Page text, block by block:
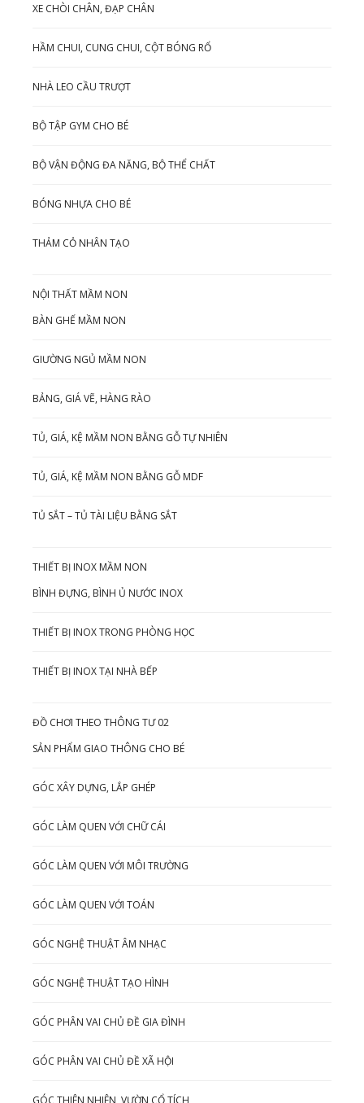
XE CHÒI CHÂN, ĐẠP CHÂN
HẦM CHUI, CUNG CHUI, CỘT BÓNG RỔ
NHÀ LEO CẦU TRƯỢT
BỘ TẬP GYM CHO BÉ
BỘ VẬN ĐỘNG ĐA NĂNG, BỘ THỂ CHẤT
BÓNG NHỰA CHO BÉ
THẢM CỎ NHÂN TẠO
NỘI THẤT MẦM NON
BÀN GHẾ MẦM NON
GIƯỜNG NGỦ MẦM NON
BẢNG, GIÁ VẼ, HÀNG RÀO
TỦ, GIÁ, KỆ MẦM NON BẰNG GỖ TỰ NHIÊN
TỦ, GIÁ, KỆ MẦM NON BẰNG GỖ MDF
TỦ SẮT – TỦ TÀI LIỆU BẰNG SẮT
THIẾT BỊ INOX MẦM NON
BÌNH ĐỰNG, BÌNH Ủ NƯỚC INOX
THIẾT BỊ INOX TRONG PHÒNG HỌC
THIẾT BỊ INOX TẠI NHÀ BẾP
ĐỒ CHƠI THEO THÔNG TƯ 02
SẢN PHẨM GIAO THÔNG CHO BÉ
GÓC XÂY DỰNG, LẮP GHÉP
GÓC LÀM QUEN VỚI CHỮ CÁI
GÓC LÀM QUEN VỚI MÔI TRƯỜNG
GÓC LÀM QUEN VỚI TOÁN
GÓC NGHỆ THUẬT ÂM NHẠC
GÓC NGHỆ THUẬT TẠO HÌNH
GÓC PHÂN VAI CHỦ ĐỀ GIA ĐÌNH
GÓC PHÂN VAI CHỦ ĐỀ XÃ HỘI
GÓC THIÊN NHIÊN, VƯỜN CỔ TÍCH